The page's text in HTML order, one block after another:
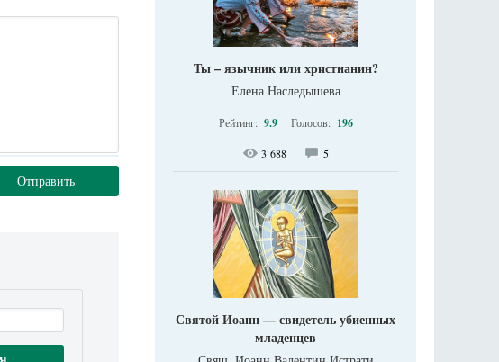
Отправить
Ты – язычник или христианин?
Елена Наследышева
Рейтинг: 9.9 Голосов: 196
3 688 5
Святой Иоанн — свидетель убиенных
младенцев